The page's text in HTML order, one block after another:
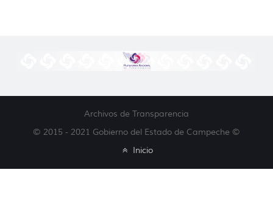
Archivos de Transparencia
© 2015 - 2021 Gobierno del Estado de Campeche ©
Inicio